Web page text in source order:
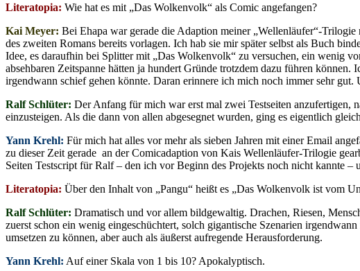
Literatopia: Wie hat es mit „Das Wolkenvolk“ als Comic angefangen?
Kai Meyer: Bei Ehapa war gerade die Adaption meiner „Wellenläufer“-
des zweiten Romans bereits vorlagen. Ich hab sie mir später selbst als Buch
Idee, es daraufhin bei Splitter mit „Das Wolkenvolk“ zu versuchen, ein wenig
absehbaren Zeitspanne hätten ja hundert Gründe trotzdem dazu führen
irgendwann schief gehen könnte. Daran erinnere ich mich noch immer sehr gut.
Ralf Schlüter: Der Anfang für mich war erst mal zwei Testseiten anzufertigen,
einzusteigen. Als die dann von allen abgesegnet wurden, ging es eigentlich
Yann Krehl: Für mich hat alles vor mehr als sieben Jahren mit einer Email
zu dieser Zeit gerade an der Comicadaption von Kais Wellenläufer-Trilogie
Seiten Testscript für Ralf – den ich vor Beginn des Projekts noch nicht kannte –
Literatopia: Über den Inhalt von „Pangu“ heißt es „Das Wolkenvolk ist vom
Ralf Schlüter: Dramatisch und vor allem bildgewaltig. Drachen, Riesen,
zuerst schon ein wenig eingeschüchtert, solch gigantische Szenarien
umsetzen zu können, aber auch als äußerst aufregende Herausforderung.
Yann Krehl: Auf einer Skala von 1 bis 10? Apokalyptisch.